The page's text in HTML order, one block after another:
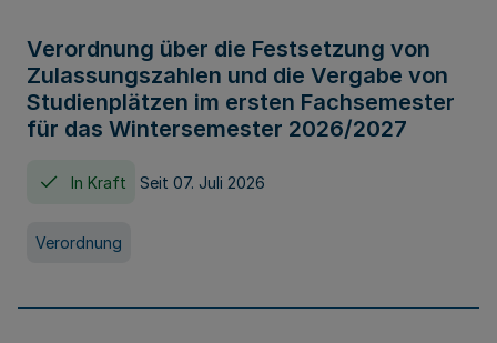
Verordnung über die Festsetzung von
Zulassungszahlen und die Vergabe von
Studienplätzen im ersten Fachsemester
für das Wintersemester 2026/2027
In Kraft Seit 07. Juli 2026
Verordnung